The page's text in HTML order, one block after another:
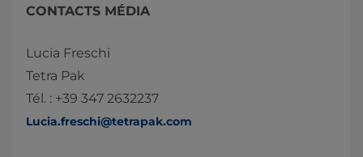
CONTACTS MÉDIA
Lucia Freschi
Tetra Pak
Tél. : +39 347 2632237
Lucia.freschi@tetrapak.com